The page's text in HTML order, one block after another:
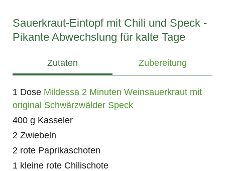
Sauerkraut-Eintopf mit Chili und Speck -
Pikante Abwechslung für kalte Tage
Zutaten Zubereitung
1 Dose Mildessa 2 Minuten Weinsauerkraut mit
original Schwärzwälder Speck
400 g Kasseler
2 Zwiebeln
2 rote Paprikaschoten
1 kleine rote Chilischote